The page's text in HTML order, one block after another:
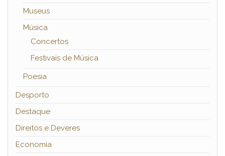
Museus
Música
Concertos
Festivais de Música
Poesia
Desporto
Destaque
Direitos e Deveres
Economia